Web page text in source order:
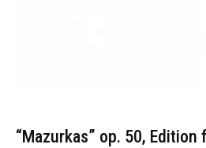
“Mazurkas” op. 50, Edition